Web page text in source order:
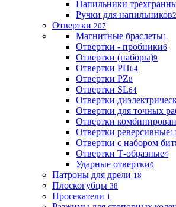
Напильники
Ручки для напильников2
Отвертки 207
Магнитные браслеты1
Отвертки - пробники6
Отвертки (наборы)9
Отвертки PH64
Отвертки PZ8
Отвертки SL64
Отвертки
Отвертки для точных
Отвертки
Отвертки реверсивные
Отвертки с набором бит
Отвертки Т-образные4
Ударные отвертки0
Патроны для дрели 18
Плоскогубцы 38
Просекатели 1